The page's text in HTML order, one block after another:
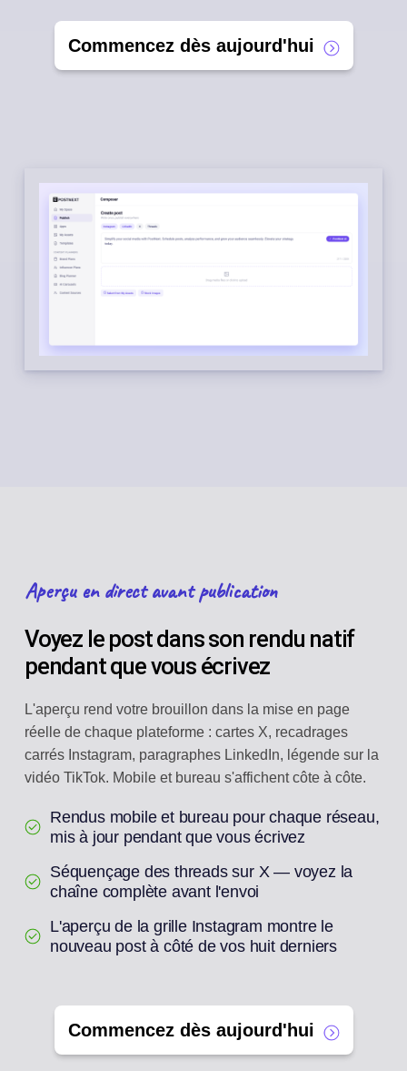
Commencez dès aujourd'hui
Aperçu en direct avant publication
Voyez le post dans son rendu natif
pendant que vous écrivez
L'aperçu rend votre brouillon dans la mise en page
réelle de chaque plateforme : cartes X, recadrages
carrés Instagram, paragraphes LinkedIn, légende sur la
vidéo TikTok. Mobile et bureau s'affichent côte à côte.
Rendus mobile et bureau pour chaque réseau,
mis à jour pendant que vous écrivez
Séquençage des threads sur X — voyez la
chaîne complète avant l'envoi
L'aperçu de la grille Instagram montre le
nouveau post à côté de vos huit derniers
Commencez dès aujourd'hui